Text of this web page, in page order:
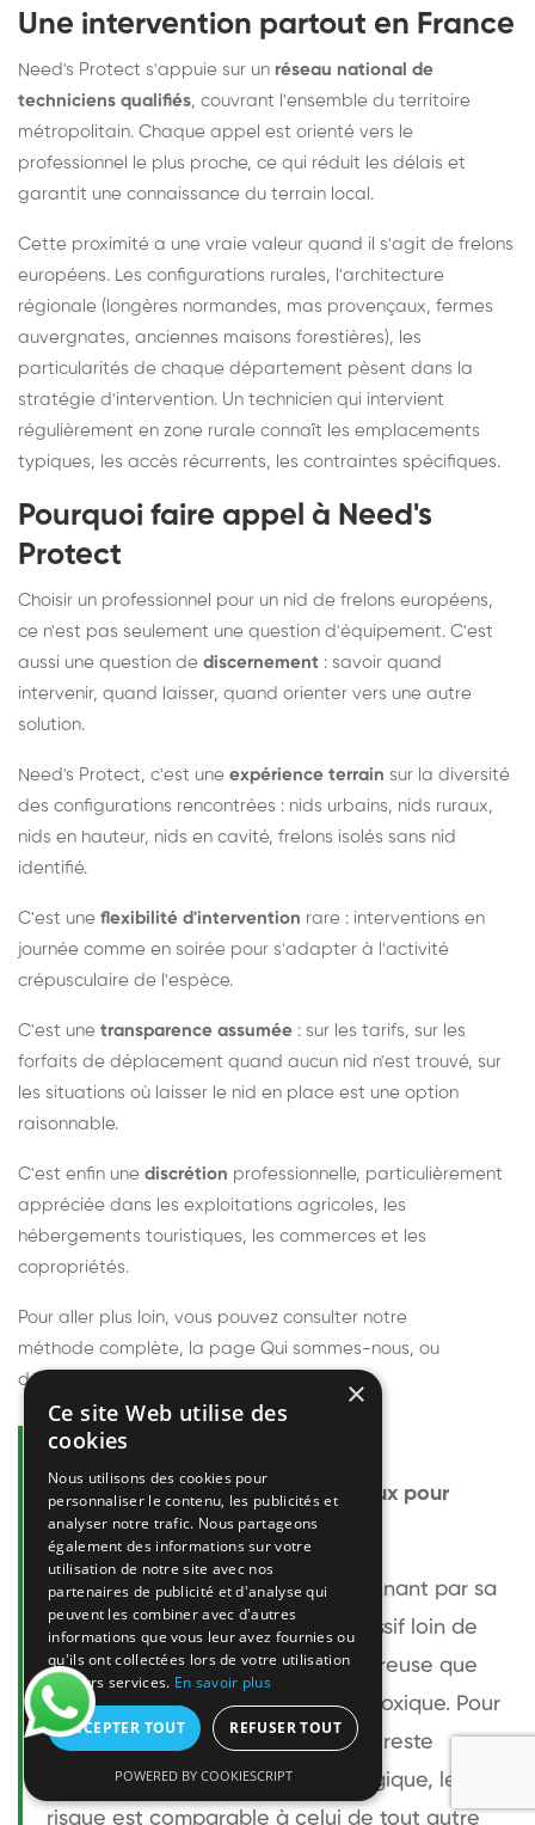
Une intervention partout en France
Need's Protect s'appuie sur un réseau national de
techniciens qualifiés, couvrant l'ensemble du territoire
métropolitain. Chaque appel est orienté vers le
professionnel le plus proche, ce qui réduit les délais et
garantit une connaissance du terrain local.
Cette proximité a une vraie valeur quand il s'agit de frelons
européens. Les configurations rurales, l'architecture
régionale (longères normandes, mas provençaux, fermes
auvergnates, anciennes maisons forestières), les
particularités de chaque département pèsent dans la
stratégie d'intervention. Un technicien qui intervient
régulièrement en zone rurale connaît les emplacements
typiques, les accès récurrents, les contraintes spécifiques.
Pourquoi faire appel à Need's
Protect
Choisir un professionnel pour un nid de frelons européens,
ce n'est pas seulement une question d'équipement. C'est
aussi une question de discernement : savoir quand
intervenir, quand laisser, quand orienter vers une autre
solution.
Need's Protect, c'est une expérience terrain sur la diversité
des configurations rencontrées : nids urbains, nids ruraux,
nids en hauteur, nids en cavité, frelons isolés sans nid
identifié.
C'est une flexibilité d'intervention rare : interventions en
journée comme en soirée pour s'adapter à l'activité
crépusculaire de l'espèce.
C'est une transparence assumée : sur les tarifs, sur les
forfaits de déplacement quand aucun nid n'est trouvé, sur
les situations où laisser le nid en place est une option
raisonnable.
C'est enfin une discrétion professionnelle, particulièrement
appréciée dans les exploitations agricoles, les
hébergements touristiques, les commerces et les
copropriétés.
Pour aller plus loin, vous pouvez consulter notre
méthode complète, la page Qui sommes-nous, ou
découvrir
Questions fréquentes
Le frelon européen est-il dangereux pour
l'homme ?
Le frelon européen est impressionnant par sa
taille mais relativement peu agressif loin de
son nid. Sa piqûre est plus douloureuse que
celle d'une guêpe sans être plus toxique. Pour
une personne non allergique, elle reste
bénigne. Pour une personne allergique, le
risque est comparable à celui de tout autre
×
Ce site Web utilise des
cookies
Nous utilisons des cookies pour
personnaliser le contenu, les publicités et
analyser notre trafic. Nous partageons
également des informations sur votre
utilisation de notre site avec nos
partenaires de publicité et d'analyse qui
peuvent les combiner avec d'autres
informations que vous leur avez fournies ou
qu'ils ont collectées lors de votre utilisation
de leurs services. En savoir plus
ACCEPTER TOUT REFUSER TOUT
POWERED BY COOKIESCRIPT